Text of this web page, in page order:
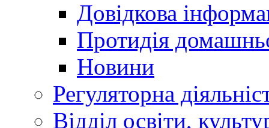
Довідкова
Протидія
Новини
Регуляторна
Відділ освіти,